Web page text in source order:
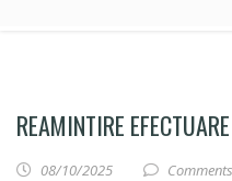
REAMINTIRE
08/10/2025